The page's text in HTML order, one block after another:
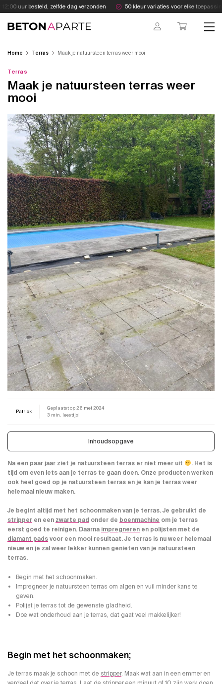
Skip
to
content
uur besteld, zelfde dag verzonden 50 kleur variaties voor elke toepassing
Beton Aparte
Home Terras Maak je natuursteen terras weer mooi
Terras
Maak je natuursteen terras weer
mooi
Patrick
Geplaatst op26 mei 2024
3 min. leestijd
Inhoudsopgave
Na een paar jaar ziet je natuursteen terras er niet meer uit
. Het is
tijd om even iets aan je terras te gaan doen. Onze producten werken
ook heel goed op je natuursteen terras en je kan je terras weer
helemaal nieuw maken.
Je begint altijd met het schoonmaken van je terras. Je gebruikt de
stripper en een zwarte pad onder de boenmachine om je terras
eerst goed te reinigen. Daarna impregneren en polijsten met de
diamant padsvoor een mooi resultaat. Je terras is nu weer helemaal
nieuw en je zal weer lekker kunnen genieten van je natuursteen
terras.
Begin met het schoonmaken.
Impregneer je natuursteen terras om algen en vuil minder kans te
geven.
Polijst je terras tot de gewenste gladheid.
Doe wat onderhoud aan je terras, dat gaat veel makkelijker!
Begin met het schoonmaken;
Je terras maak je schoon met de stripper. Maak wat aan in een emmer en